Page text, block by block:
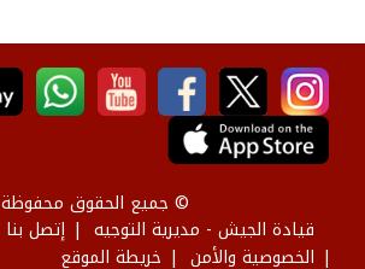
© جميع الحقوق محفوظة
قيادة الجيش - مديرية التوجيه
إتصل بنا
الخصوصية والأمن
خريطة الموقع